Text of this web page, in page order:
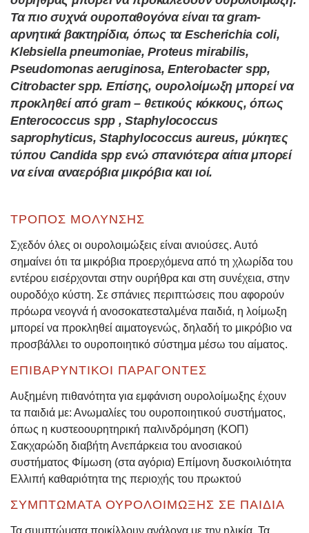
Τα πιο συχνά ουροπαθογόνα είναι τα gram-
αρνητικά βακτηρίδια, όπως τα Escherichia coli,
Klebsiella pneumoniae, Proteus mirabilis,
Pseudomonas aeruginosa, Enterobacter spp,
Citrobacter spp. Επίσης, ουρολοίμωξη μπορεί να
προκληθεί από gram – θετικούς κόκκους, όπως
Enterococcus spp , Staphylococcus
saprophyticus, Staphylococcus aureus, μύκητες
τύπου Candida spp ενώ σπανιότερα αίτια μπορεί
να είναι αναερόβια μικρόβια και ιοί.
ΤΡΌΠΟΣ ΜΌΛΥΝΣΗΣ
Σχεδόν όλες οι ουρολοιμώξεις είναι ανιούσες. Αυτό
σημαίνει ότι τα μικρόβια προερχόμενα από τη χλωρίδα του
εντέρου εισέρχονται στην ουρήθρα και στη συνέχεια, στην
ουροδόχο κύστη. Σε σπάνιες περιπτώσεις που αφορούν
πρόωρα νεογνά ή ανοσοκατεσταλμένα παιδιά, η λοίμωξη
μπορεί να προκληθεί αιματογενώς, δηλαδή το μικρόβιο να
προσβάλλει το ουροποιητικό σύστημα μέσω του αίματος.
ΕΠΙΒΑΡΥΝΤΙΚΟΊ ΠΑΡΆΓΟΝΤΕΣ
Αυξημένη πιθανότητα για εμφάνιση ουρολοίμωξης έχουν
τα παιδιά με: Ανωμαλίες του ουροποιητικού συστήματος,
όπως η κυστεοουρητηρική παλινδρόμηση (ΚΟΠ)
Σακχαρώδη διαβήτη Ανεπάρκεια του ανοσιακού
συστήματος Φίμωση (στα αγόρια) Επίμονη δυσκοιλιότητα
Ελλιπή καθαριότητα της περιοχής του πρωκτού
ΣΥΜΠΤΏΜΑΤΑ ΟΥΡΟΛΟΊΜΩΞΗΣ ΣΕ ΠΑΙΔΙΆ
Τα συμπτώματα ποικίλλουν ανάλογα με την ηλικία. Τα